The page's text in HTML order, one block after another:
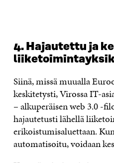
4. Hajautettu ja
Siinä, missä muualla
keskitetysti, Virossa IT-
– alkuperäisen web 3.0 -
hajautetusti lähellä
erikoistumisaluettaan.
automatisoitu, voidaan